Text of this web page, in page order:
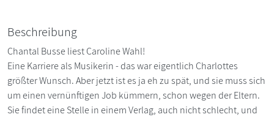
Beschreibung
Chantal Busse liest Caroline Wahl!
Eine Karriere als Musikerin - das war eigentlich Charlottes
größter Wunsch. Aber jetzt ist es ja eh zu spät, und sie muss sich
um einen vernünftigen Job kümmern, schon wegen der Eltern.
Sie findet eine Stelle in einem Verlag, auch nicht schlecht, und